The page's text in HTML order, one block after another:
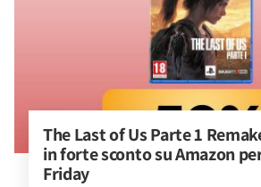
The Last of Us Parte 1
in forte sconto su Amazon
Friday